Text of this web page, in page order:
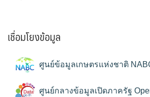
เชื่อมโยงข้อมูล
ศูนย์ข้อมูลเกษตรแห่งชาติ
ศูนย์กลางข้อมูลเปิดภาครัฐ